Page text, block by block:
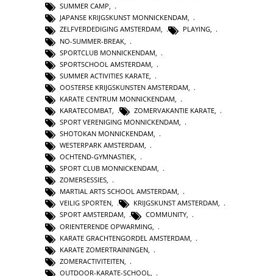
SUMMER CAMP,
JAPANSE KRIJGSKUNST MONNICKENDAM,
ZELFVERDEDIGING AMSTERDAM, PLAYING,
NO-SUMMER-BREAK
SPORTCLUB MONNICKENDAM
SPORTSCHOOL AMSTERDAM
SUMMER ACTIVITIES KARATE
OOSTERSE KRIJGSKUNSTEN AMSTERDAM
KARATE CENTRUM MONNICKENDAM
KARATECOMBAT
ZOMERVAKANTIE KARATE
SPORT VERENIGING MONNICKENDAM
SHOTOKAN MONNICKENDAM,
WESTERPARK AMSTERDAM,
OCHTEND-GYMNASTIEK,
SPORT CLUB MONNICKENDAM,
ZOMERSESSIES,
MARTIAL ARTS SCHOOL AMSTERDAM,
VEILIG SPORTEN, KRIJGSKUNST AMSTERDAM,
SPORT AMSTERDAM, COMMUNITY,
ORIENTERENDE OPWARMING
KARATE GRACHTENGORDEL AMSTERDAM
KARATE ZOMERTRAININGEN
ZOMERACTIVITEITEN
OUTDOOR-KARATE-SCHOOL